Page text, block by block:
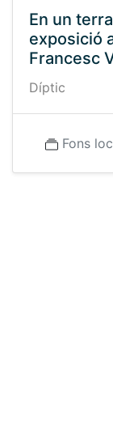
En un
exposició
Francesc
Díptic
Fons